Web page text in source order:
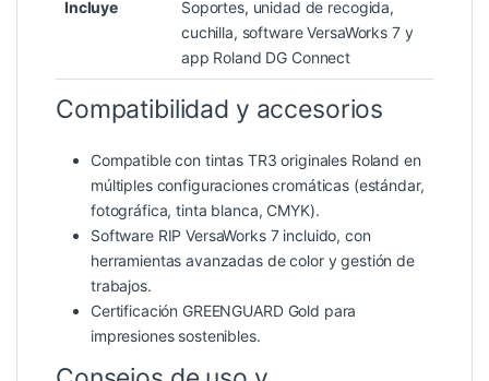
Incluye
Soportes, unidad de recogida,
cuchilla, software VersaWorks 7 y
app Roland DG Connect
Compatibilidad y accesorios
Compatible con tintas TR3 originales Roland en
múltiples configuraciones cromáticas (estándar,
fotográfica, tinta blanca, CMYK).
Software RIP VersaWorks 7 incluido, con
herramientas avanzadas de color y gestión de
trabajos.
Certificación GREENGUARD Gold para
impresiones sostenibles.